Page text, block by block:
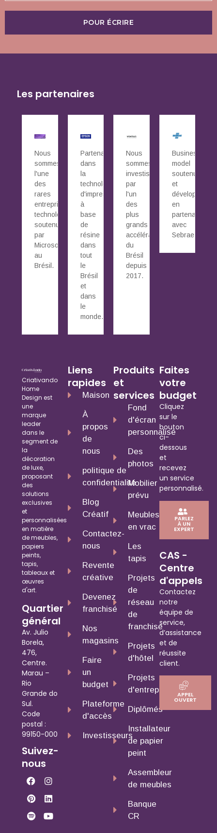
POUR ÉCRIRE
Criativando
Home
Design est
une
marque
leader
dans le
segment de
la
décoration
de luxe,
proposant
des
solutions
exclusives
et
personnalisées
en matière
de meubles,
papiers
peints,
tapis,
tableaux et
œuvres
d'art.
Quartier
général
Av. Julio
Borela,
476,
Centre.
Marau –
Rio
Grande do
Sul.
Code
postal :
99150-000
Suivez-
nous
Liens
rapides
Maison
À
propos
de
nous
politique de
confidentialité
Blog
Créatif
Contactez-
nous
Revente
créative
Devenez
franchisé
Nos
magasins
Faire
un
budget
Plateforme
d'accès
Investisseurs
Produits
et
services
Fond
d'écran
personnalisé
Des
photos
Mobilier
prévu
Meubles
en vrac
Les
tapis
Projets
de
réseau
de
franchise
Projets
d'hôtel
Projets
d'entreprise
Diplômés
Installateur
de papier
peint
Assembleur
de meubles
Banque
CR
Faites
votre
budget
Cliquez
sur le
bouton
ci-
dessous
et
recevez
un service
personnalisé.
PARLEZ
À UN
EXPERT
CAS -
Centre
d'appels
Contactez
notre
équipe de
service,
d’assistance
et de
réussite
client.
APPEL
OUVERT
Les partenaires
Nous
sommes
l'une
des
rares
entreprises
technologiques
soutenues
par
Microsoft
au
Brésil.
Partenaires
dans
la
technologie
d'impression
à
base
de
résine
dans
tout
le
Brésil
et
dans
le
monde.
Nous
sommes
investis
par
l'un
des
plus
grands
accélérateurs
du
Brésil
depuis
2017.
Business
model
soutenu
et
développé
en
partenariat
avec
Sebrae.